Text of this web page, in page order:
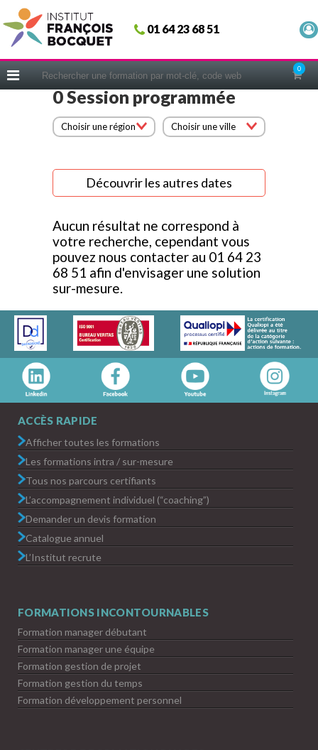
01 64 23 68 51
0
Fermer
ACCUEIL
CERIFICATIONS
INTRAS | SUR-MESURE
COACHING
NOUS CONNAÎTRE
WEBINAIRES
QUESTIONNAIRE GRATUIT
0 Session programmée
Choisir une région Choisir une ville
Découvrir les autres dates
Aucun résultat ne correspond à
votre recherche, cependant vous
pouvez nous contacter au 01 64 23
68 51 afin d'envisager une solution
sur-mesure.
ACCÈS RAPIDE
Afficher toutes les formations
Les formations intra / sur-mesure
Tous nos parcours certifiants
L’accompagnement individuel (“coaching”)
Demander un devis formation
Catalogue annuel
L’Institut recrute
FORMATIONS INCONTOURNABLES
Formation manager débutant
Formation manager une équipe
Formation gestion de projet
Formation gestion du temps
Formation développement personnel